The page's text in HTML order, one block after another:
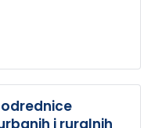
i ruralnih